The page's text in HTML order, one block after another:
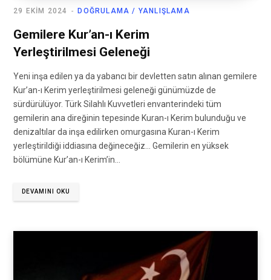
DOĞRULAMA / YANLIŞLAMA
29 EKIM 2024
Gemilere Kur’an-ı Kerim
Yerleştirilmesi Geleneği
Yeni inşa edilen ya da yabancı bir devletten satın alınan gemilere
Kur’an-ı Kerim yerleştirilmesi geleneği günümüzde de
sürdürülüyor. Türk Silahlı Kuvvetleri envanterindeki tüm
gemilerin ana direğinin tepesinde Kuran-ı Kerim bulunduğu ve
denizaltılar da inşa edilirken omurgasına Kuran-ı Kerim
yerleştirildiği iddiasına değineceğiz… Gemilerin en yüksek
bölümüne Kur’an-ı Kerim’in…
DEVAMINI OKU